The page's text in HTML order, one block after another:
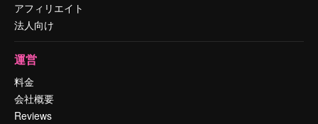
アフィリエイト
法人向け
運営
料金
会社概要
Reviews